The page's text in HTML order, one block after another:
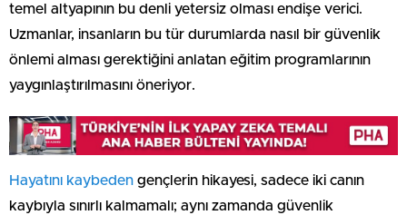
temel altyapının bu denli yetersiz olması endişe verici.
Uzmanlar, insanların bu tür durumlarda nasıl bir güvenlik
önlemi alması gerektiğini anlatan eğitim programlarının
yaygınlaştırılmasını öneriyor.
Hayatını kaybeden gençlerin hikayesi, sadece iki canın
kaybıyla sınırlı kalmamalı; aynı zamanda güvenlik